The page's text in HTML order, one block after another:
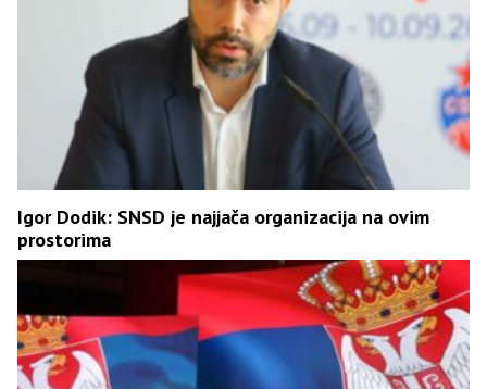
Igor Dodik: SNSD je najjača organizacija na ovim
prostorima